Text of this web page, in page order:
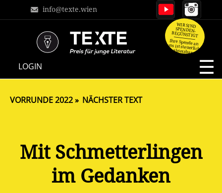
info@texte.wien
LOGIN
WIR SIND
SPENDEN-
BEGÜNSTIGT
Ihre Spende an
uns ist steuerlich
absetzbar.
Mit Schmetterlingen
im Gedanken
VORRUNDE 2022 NÄCHSTER TEXT